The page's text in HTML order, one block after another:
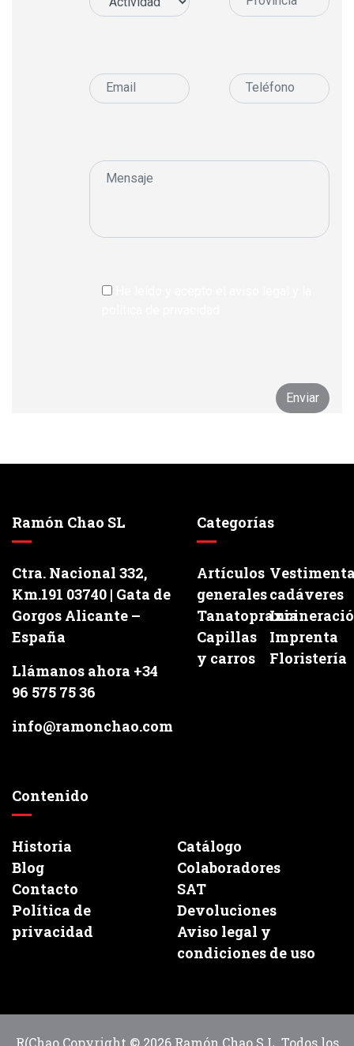
Ramón Chao SL
Ctra. Nacional 332,
Km.191 03740 | Gata de
Gorgos Alicante –
España
Llámanos ahora +34
96 575 75 36
info@ramonchao.com
Categorías
Artículos
generalescadáveres
Tanatopraxia
Capillas
y carros
Imprenta
Floristería
Contenido
Historia
Catálogo
Blog
Colaboradores
Contacto
SAT
Política de
privacidad
Devoluciones
Aviso legal y
condiciones de uso
R(Chao Copyright © 2026 Ramón Chao S.L. Todos los